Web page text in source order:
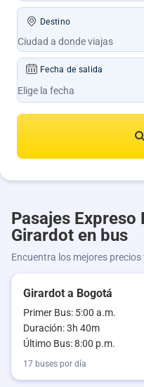
Destino
Fecha de salida
Pasajes
Girardot en bus
Encuentra los mejores
Girardot a Bogotá
Primer Bus: 5:00 a.m.
Duración: 3h 40m
Último Bus: 8:00 p.m.
17 buses por día